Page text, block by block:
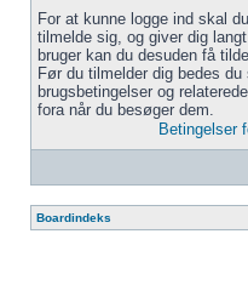
For at kunne logge ind skal
tilmelde sig, og giver dig
bruger kan du desuden få
Før du tilmelder dig bedes
brugsbetingelser og
fora når du besøger dem.
Betingelser
Boardindeks